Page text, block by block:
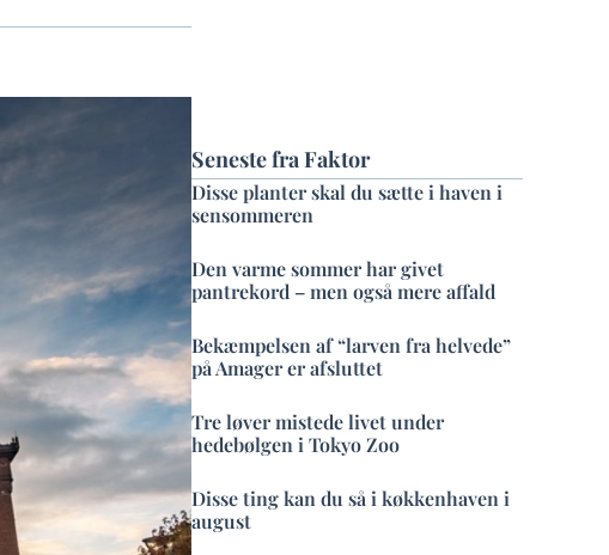
Seneste fra Faktor
Disse planter skal du sætte i haven i
sensommeren
Den varme sommer har givet
pantrekord – men også mere affald
Bekæmpelsen af “larven fra helvede”
på Amager er afsluttet
Tre løver mistede livet under
hedebølgen i Tokyo Zoo
Disse ting kan du så i køkkenhaven i
august